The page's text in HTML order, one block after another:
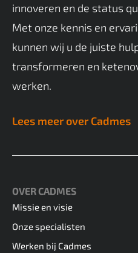
innoveren en de status
Met onze kennis en
kunnen wij u de juiste
transformeren en
werken.
Lees meer over Cadmes
OVER CADMES
Missie en visie
Onze specialisten
Werken bij Cadmes